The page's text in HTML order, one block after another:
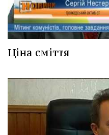
Ціна сміття